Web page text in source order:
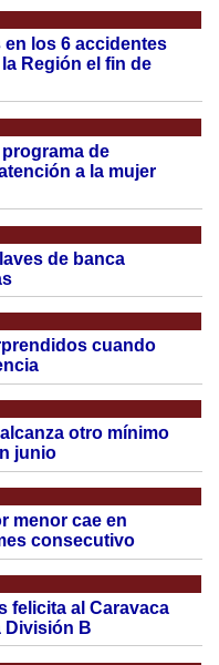
en los 6 accidentes
Región el fin de
de
a la mujer
de banca
cuando
otro mínimo
junio
menor cae en
consecutivo
felicita al Caravaca
División B